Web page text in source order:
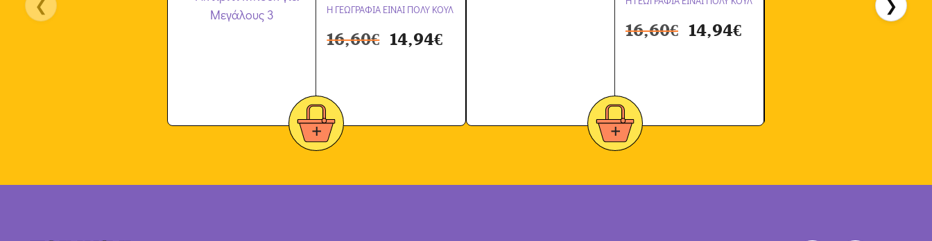
❮ Η ΓΕΩΓΡΑΦΙΑ ΕΙΝΑΙ ΠΟΛΥ ΚΟΥΛ
16,60€ 14,94€ 16,60€ 14,94€
❯